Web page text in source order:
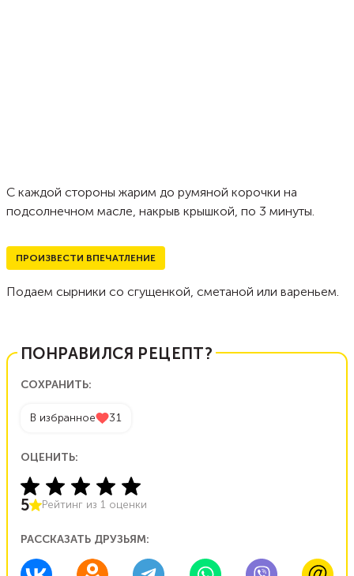
С каждой стороны жарим до румяной корочки на
подсолнечном масле, накрыв крышкой, по 3 минуты.
ПРОИЗВЕСТИ ВПЕЧАТЛЕНИЕ
Подаем сырники со сгущенкой, сметаной или вареньем.
ПОНРАВИЛСЯ РЕЦЕПТ?
СОХРАНИТЬ:
В избранное 31
ОЦЕНИТЬ:
5 Рейтинг из 1 оценки
РАССКАЗАТЬ ДРУЗЬЯМ: